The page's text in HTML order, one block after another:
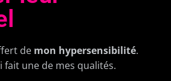
de mon hypersensibilité.
fait une de mes qualités.